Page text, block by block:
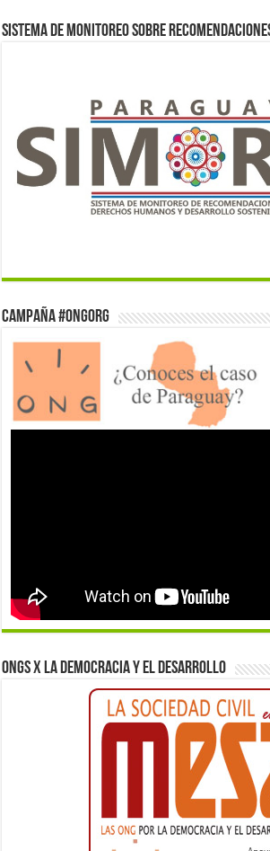
Sistema de monitoreo sobre recomendaciones
Campaña #ONGorg
ONGs x la democracia y el desarrollo